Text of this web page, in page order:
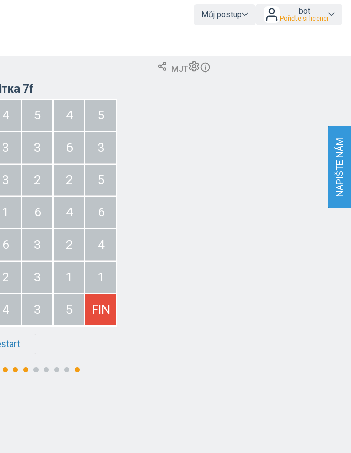
Můj postup bot
Pořiďte si licenci
MJT
7f
4 5 4 5
3 3 6 3
3 2 2 5
1 6 4 6
6 3 2 4
2 3 1 1
4 3 5 FIN
NAPIŠTE NÁM